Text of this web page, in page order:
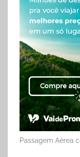
Passagem Aérea